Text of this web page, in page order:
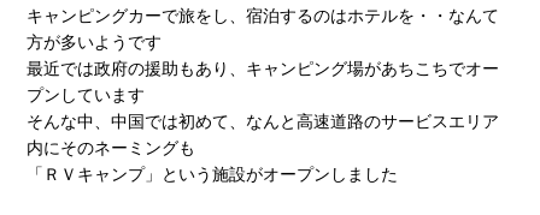
キャンピングカーで旅をし、宿泊するのはホテルを・・なんて
方が多いようです
最近では政府の援助もあり、キャンピング場があちこちでオー
プンしています
そんな中、中国では初めて、なんと高速道路のサービスエリア
内にそのネーミングも
「ＲＶキャンプ」という施設がオープンしました